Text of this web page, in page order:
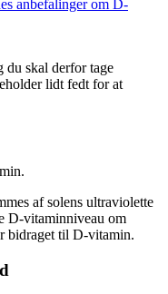
anbefalinger om D-
du skal derfor tage
lidt fedt for at
af solens ultraviolette
D-vitaminniveau om
bidraget til D-vitamin.